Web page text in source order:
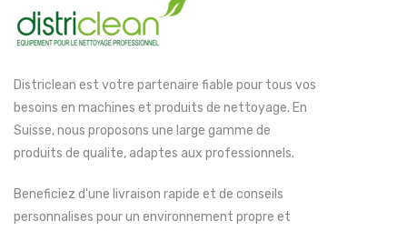
Districlean est votre partenaire fiable pour tous vos
besoins en machines et produits de nettoyage. En
Suisse, nous proposons une large gamme de
produits de qualite, adaptes aux professionnels.
Beneficiez d'une livraison rapide et de conseils
personnalises pour un environnement propre et